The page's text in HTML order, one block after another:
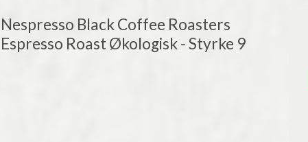
Nespresso Black Coffee Roasters
Espresso Roast Økologisk - Styrke 9